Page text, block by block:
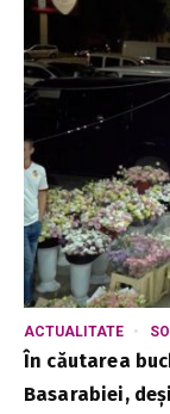
ACTUALITATE
În căutarea
Basarabiei,